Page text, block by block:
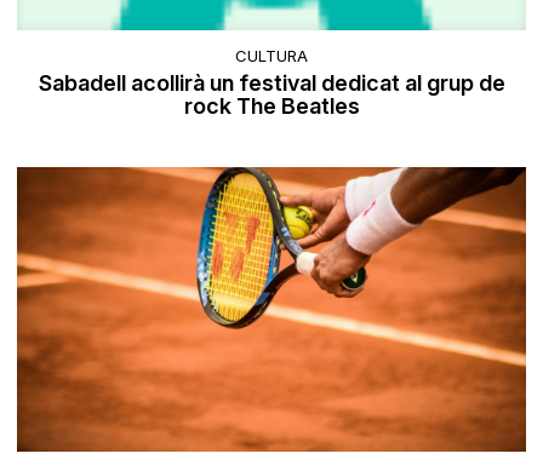
CULTURA
Sabadell acollirà un festival dedicat al grup de
rock The Beatles